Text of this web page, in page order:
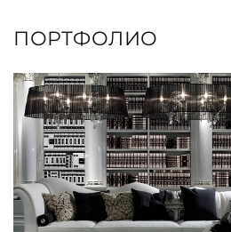
ПОРТФОЛИО